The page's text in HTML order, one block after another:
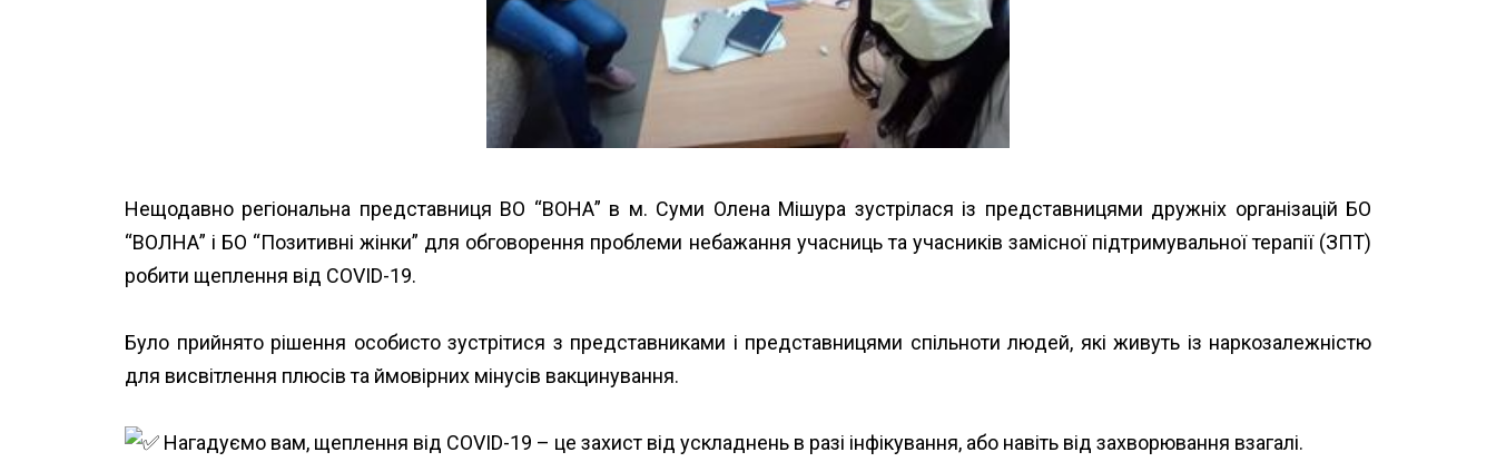
Нещодавно регіональна представниця ВО “ВОНА” в м. Суми Олена Мішура зустрілася із представницями дружніх організацій БО
“ВОЛНА” і БО “Позитивні жінки” для обговорення проблеми небажання учасниць та учасників замісної підтримувальної терапії (ЗПТ)
робити щеплення від COVID-19.
Було прийнято рішення особисто зустрітися з представниками і представницями спільноти людей, які живуть із наркозалежністю
для висвітлення плюсів та ймовірних мінусів вакцинування.
Нагадуємо вам, щеплення від COVID-19 – це захист від ускладнень в разі інфікування, або навіть від захворювання взагалі.